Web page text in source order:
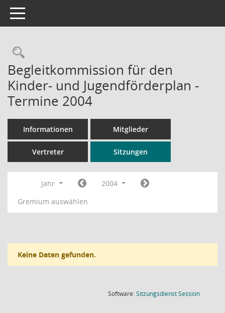
Toggle navigation
Rechercheauswahl
Begleitkommission für den
Kinder- und Jugendförderplan -
Termine 2004
Informationen Mitglieder
Vertreter Sitzungen
Jahr
2004
Gremium auswählen
Keine Daten gefunden.
Software:SitzungsdienstSession(Wird in